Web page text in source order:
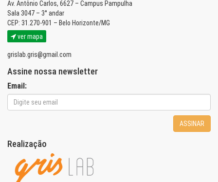
Av. Antônio Carlos, 6627 – Campus Pampulha
Sala 3047 – 3° andar
CEP: 31.270-901 – Belo Horizonte/MG
ver mapa
grislab.gris@gmail.com
Assine nossa newsletter
Email:
ASSINAR
Realização